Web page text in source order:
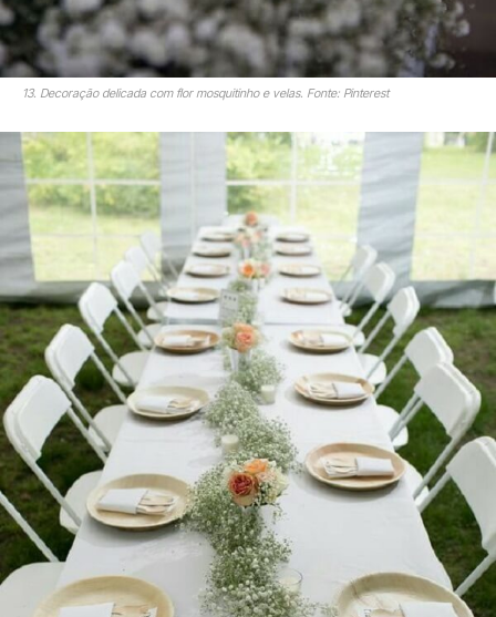
13. Decoração delicada com flor mosquitinho e velas. Fonte: Pinterest